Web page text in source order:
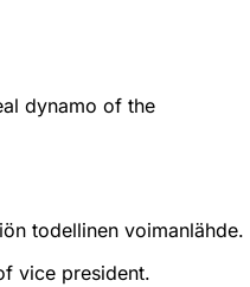
dynamo of the
todellinen voimanlähde.
vice president.